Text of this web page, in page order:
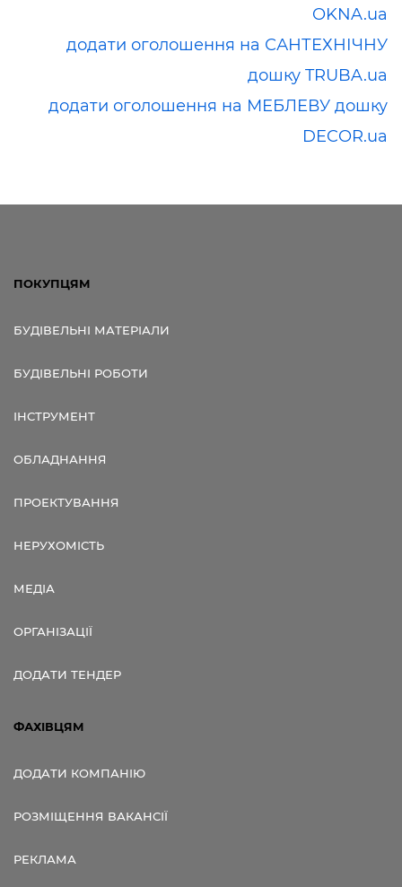
OKNA.ua
додати оголошення на САНТЕХНІЧНУ
дошку TRUBA.ua
додати оголошення на МЕБЛЕВУ дошку
DECOR.ua
ПОКУПЦЯМ
БУДІВЕЛЬНІ МАТЕРІАЛИ
БУДІВЕЛЬНІ РОБОТИ
ІНСТРУМЕНТ
ОБЛАДНАННЯ
ПРОЕКТУВАННЯ
НЕРУХОМІСТЬ
МЕДІА
ОРГАНІЗАЦІЇ
ДОДАТИ ТЕНДЕР
ФАХІВЦЯМ
ДОДАТИ КОМПАНІЮ
РОЗМІЩЕННЯ ВАКАНСІЇ
РЕКЛАМА